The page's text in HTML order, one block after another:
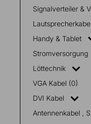
Signalverteiler &
Lautsprecherkabel
Handy & Tablet
Stromversorgung
Löttechnik
VGA Kabel (0)
DVI Kabel
Antennenkabel ,